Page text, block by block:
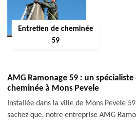
Entretien de cheminée
59
AMG Ramonage 59 : un
cheminée à Mons Pevele
Installée dans la ville de Mons Pevele
sachez que, notre entreprise AMG